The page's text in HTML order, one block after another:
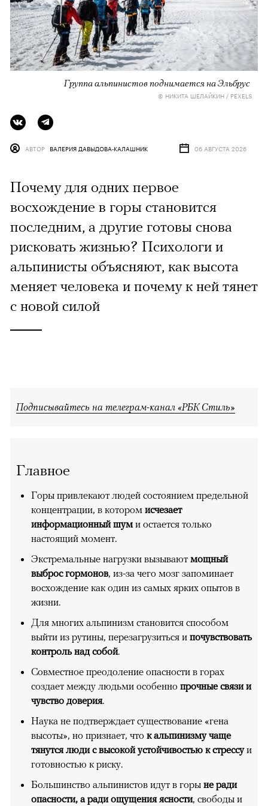
Группа альпинистов поднимается на Эльбрус
© НИКИТА ШЕЛАЙКИН / PEXELS
АВТОР ВАЛЕРИЯ ДАВЫДОВА-КАЛАШНИК 06 АВГУСТА 2026
Почему для одних первое
восхождение в горы становится
последним, а другие готовы снова
рисковать жизнью? Психологи и
альпинисты объясняют, как высота
меняет человека и почему к ней тянет
с новой силой
Подписывайтесь на телеграм-канал «РБК Стиль»
Главное
Горы привлекают людей состоянием предельной
концентрации, в котором исчезает
информационный шум и остается только
настоящий момент.
Экстремальные нагрузки вызывают мощный
выброс гормонов, из-за чего мозг запоминает
восхождение как один из самых ярких опытов в
жизни.
Для многих альпинизм становится способом
выйти из рутины, перезагрузиться и почувствовать
контроль над собой.
Совместное преодоление опасности в горах
создает между людьми особенно прочные связи и
чувство доверия.
Наука не подтверждает существование «гена
высоты», но признает, что к альпинизму чаще
тянутся люди с высокой устойчивостью к стрессуи
готовностью к риску.
Большинство альпинистов идут в горы не ради
опасности, а ради ощущения ясности, свободы и